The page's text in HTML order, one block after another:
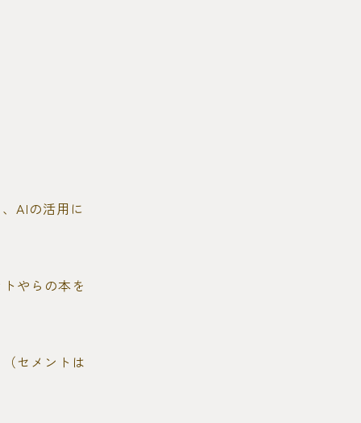
AIの活用に
やらの本を
セメントは